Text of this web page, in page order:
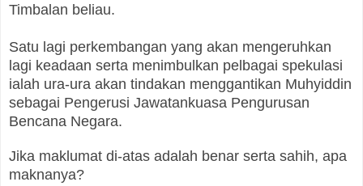
Timbalan beliau.
Satu lagi perkembangan yang akan mengeruhkan
lagi keadaan serta menimbulkan pelbagai spekulasi
ialah ura-ura akan tindakan menggantikan Muhyiddin
sebagai Pengerusi Jawatankuasa Pengurusan
Bencana Negara.
Jika maklumat di-atas adalah benar serta sahih, apa
maknanya?